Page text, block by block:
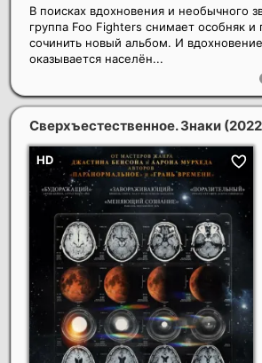
В поисках вдохновения и необычного
группа Foo Fighters снимает особняк и
сочинить новый альбом. И
оказывается населён...
Сверхъестественное. Знаки